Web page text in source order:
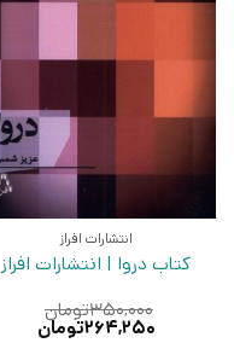
انتشارات افراز
کتاب دروا | انتشارات افراز
۳۵۰,۰۰۰تومان
قیمت
۲۶۴,۲۵۰تومان